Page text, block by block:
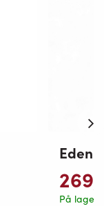
Eden
269
På lager